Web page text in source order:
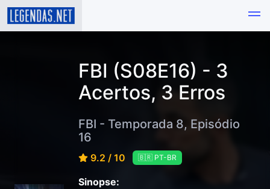
FBI (S08E16) - 3
Acertos, 3 Erros
FBI - Temporada 8, Episódio
16
9.2 / 10 🇧🇷 PT-BR
Sinopse: